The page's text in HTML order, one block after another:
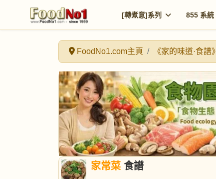
[轉煮意]系列 855 系統
FoodNo1.com主頁 《家的味道·食譜》
家常菜 食譜